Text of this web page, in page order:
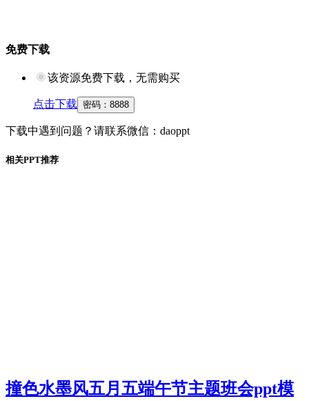
免费下载
该资源免费下载，无需购买
点击下载 密码： 8888
下载中遇到问题？请联系微信：daoppt
相关PPT推荐
撞色水墨风五月五端午节主题班会ppt模